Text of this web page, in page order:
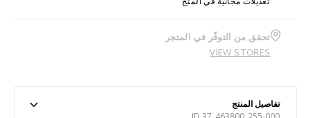
تحقق من التوفّر في المتجر
VIEW STORES
تفاصيل المنتج